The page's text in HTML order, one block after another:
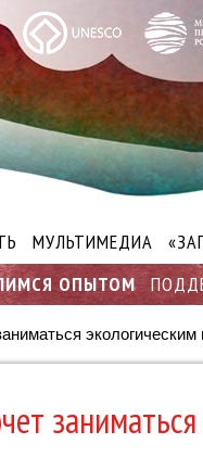
МУЛЬТИМЕДИА
ОПЫТОМ